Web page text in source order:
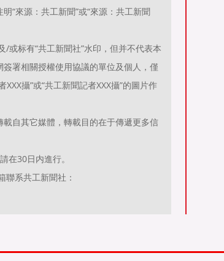
“來源：共工新聞”或“來源：共工新聞
或标有“共工新聞社”水印，但并不代表本
署相關授權使用協議的單位及個人，僅
攝”或“共工新聞記者XXX攝”的圖片作
載自其它媒體，轉載目的在于傳遞更多信
在30日内進行。
系共工新聞社：